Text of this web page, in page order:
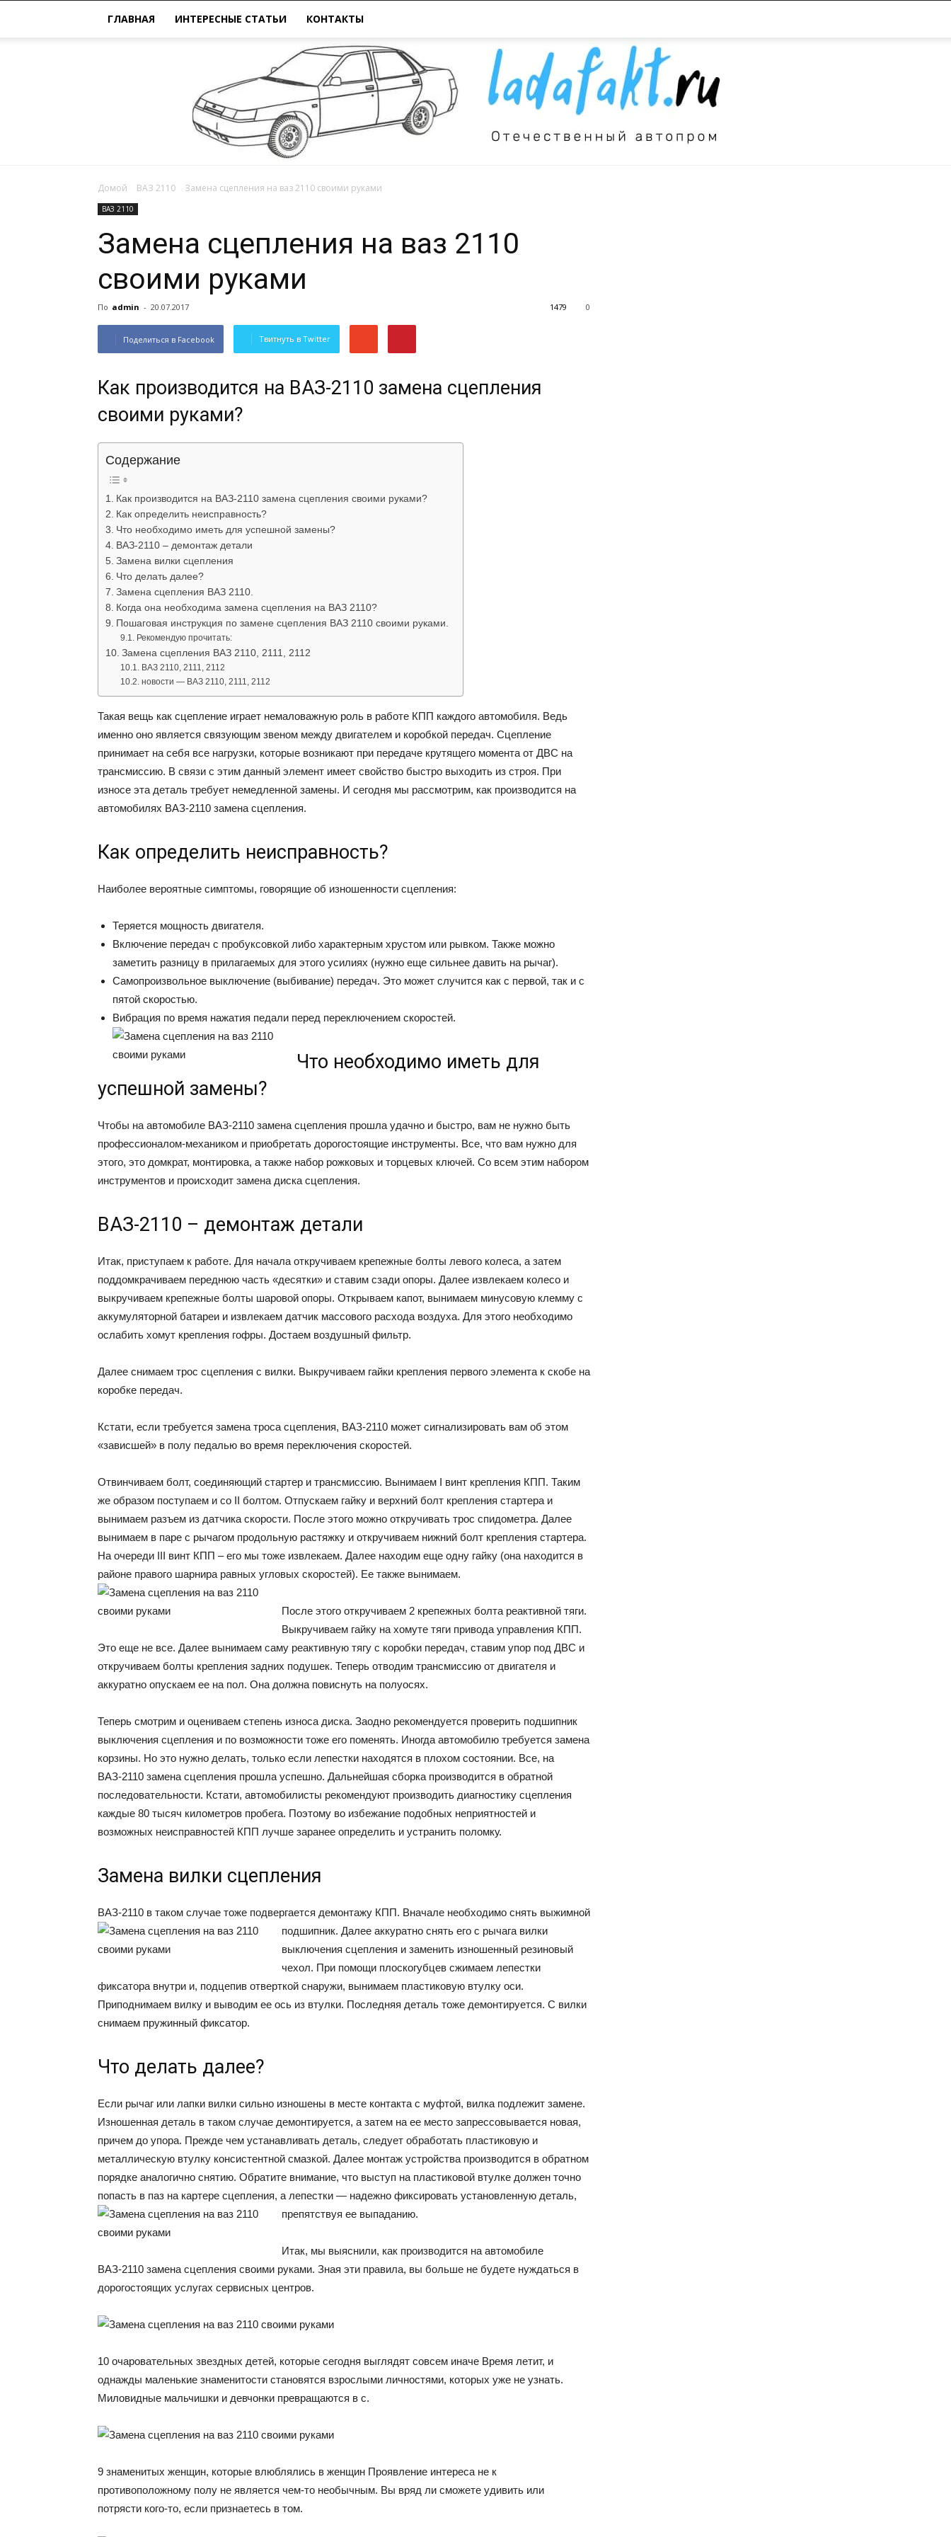
ГЛАВНАЯ ИНТЕРЕСНЫЕ СТАТЬИ КОНТАКТЫ
Домой ВАЗ 2110 Замена сцепления на ваз 2110 своими руками
ВАЗ 2110
Замена сцепления на ваз 2110
своими руками
По admin - 20.07.2017 0
1479
Поделиться в Facebook Твитнуть в Twitter
Как производится на ВАЗ-2110 замена сцепления
своими руками?
Содержание
Как производится на ВАЗ-2110 замена сцепления своими руками?
Как определить неисправность?
Что необходимо иметь для успешной замены?
ВАЗ-2110 – демонтаж детали
Замена вилки сцепления
Что делать далее?
Замена сцепления ВАЗ 2110.
Когда она необходима замена сцепления на ВАЗ 2110?
Пошаговая инструкция по замене сцепления ВАЗ 2110 своими руками.
Рекомендую прочитать:
Замена сцепления ВАЗ 2110, 2111, 2112
ВАЗ 2110, 2111, 2112
новости — ВАЗ 2110, 2111, 2112
Такая вещь как сцепление играет немаловажную роль в работе КПП каждого автомобиля. Ведь
именно оно является связующим звеном между двигателем и коробкой передач. Сцепление
принимает на себя все нагрузки, которые возникают при передаче крутящего момента от ДВС на
трансмиссию. В связи с этим данный элемент имеет свойство быстро выходить из строя. При
износе эта деталь требует немедленной замены. И сегодня мы рассмотрим, как производится на
автомобилях ВАЗ-2110 замена сцепления.
Как определить неисправность?
Наиболее вероятные симптомы, говорящие об изношенности сцепления:
Теряется мощность двигателя.
Включение передач с пробуксовкой либо характерным хрустом или рывком. Также можно
заметить разницу в прилагаемых для этого усилиях (нужно еще сильнее давить на рычаг).
Самопроизвольное выключение (выбивание) передач. Это может случится как с первой, так и с
пятой скоростью.
Вибрация по время нажатия педали перед переключением скоростей.
Что необходимо иметь для
успешной замены?
Чтобы на автомобиле ВАЗ-2110 замена сцепления прошла удачно и быстро, вам не нужно быть
профессионалом-механиком и приобретать дорогостоящие инструменты. Все, что вам нужно для
этого, это домкрат, монтировка, а также набор рожковых и торцевых ключей. Со всем этим набором
инструментов и происходит замена диска сцепления.
ВАЗ-2110 – демонтаж детали
Итак, приступаем к работе. Для начала откручиваем крепежные болты левого колеса, а затем
поддомкрачиваем переднюю часть «десятки» и ставим сзади опоры. Далее извлекаем колесо и
выкручиваем крепежные болты шаровой опоры. Открываем капот, вынимаем минусовую клемму с
аккумуляторной батареи и извлекаем датчик массового расхода воздуха. Для этого необходимо
ослабить хомут крепления гофры. Достаем воздушный фильтр.
Далее снимаем трос сцепления с вилки. Выкручиваем гайки крепления первого элемента к скобе на
коробке передач.
Кстати, если требуется замена троса сцепления, ВАЗ-2110 может сигнализировать вам об этом
«зависшей» в полу педалью во время переключения скоростей.
Отвинчиваем болт, соединяющий стартер и трансмиссию. Вынимаем I винт крепления КПП. Таким
же образом поступаем и со II болтом. Отпускаем гайку и верхний болт крепления стартера и
вынимаем разъем из датчика скорости. После этого можно откручивать трос спидометра. Далее
вынимаем в паре с рычагом продольную растяжку и откручиваем нижний болт крепления стартера.
На очереди III винт КПП – его мы тоже извлекаем. Далее находим еще одну гайку (она находится в
районе правого шарнира равных угловых скоростей). Ее также вынимаем.
После этого откручиваем 2 крепежных болта реактивной тяги.
Выкручиваем гайку на хомуте тяги привода управления КПП.
Это еще не все. Далее вынимаем саму реактивную тягу с коробки передач, ставим упор под ДВС и
откручиваем болты крепления задних подушек. Теперь отводим трансмиссию от двигателя и
аккуратно опускаем ее на пол. Она должна повиснуть на полуосях.
Теперь смотрим и оцениваем степень износа диска. Заодно рекомендуется проверить подшипник
выключения сцепления и по возможности тоже его поменять. Иногда автомобилю требуется замена
корзины. Но это нужно делать, только если лепестки находятся в плохом состоянии. Все, на
ВАЗ-2110 замена сцепления прошла успешно. Дальнейшая сборка производится в обратной
последовательности. Кстати, автомобилисты рекомендуют производить диагностику сцепления
каждые 80 тысяч километров пробега. Поэтому во избежание подобных неприятностей и
возможных неисправностей КПП лучше заранее определить и устранить поломку.
Замена вилки сцепления
ВАЗ-2110 в таком случае тоже подвергается демонтажу КПП. Вначале необходимо снять выжимной
подшипник. Далее аккуратно снять его с рычага вилки
выключения сцепления и заменить изношенный резиновый
чехол. При помощи плоскогубцев сжимаем лепестки
фиксатора внутри и, подцепив отверткой снаружи, вынимаем пластиковую втулку оси.
Приподнимаем вилку и выводим ее ось из втулки. Последняя деталь тоже демонтируется. С вилки
снимаем пружинный фиксатор.
Что делать далее?
Если рычаг или лапки вилки сильно изношены в месте контакта с муфтой, вилка подлежит замене.
Изношенная деталь в таком случае демонтируется, а затем на ее место запрессовывается новая,
причем до упора. Прежде чем устанавливать деталь, следует обработать пластиковую и
металлическую втулку консистентной смазкой. Далее монтаж устройства производится в обратном
порядке аналогично снятию. Обратите внимание, что выступ на пластиковой втулке должен точно
попасть в паз на картере сцепления, а лепестки — надежно фиксировать установленную деталь,
препятствуя ее выпаданию.
Итак, мы выяснили, как производится на автомобиле
ВАЗ-2110 замена сцепления своими руками. Зная эти правила, вы больше не будете нуждаться в
дорогостоящих услугах сервисных центров.
10 очаровательных звездных детей, которые сегодня выглядят совсем иначе Время летит, и
однажды маленькие знаменитости становятся взрослыми личностями, которых уже не узнать.
Миловидные мальчишки и девчонки превращаются в с.
9 знаменитых женщин, которые влюблялись в женщин Проявление интереса не к
противоположному полу не является чем-то необычным. Вы вряд ли сможете удивить или
потрясти кого-то, если признаетесь в том.